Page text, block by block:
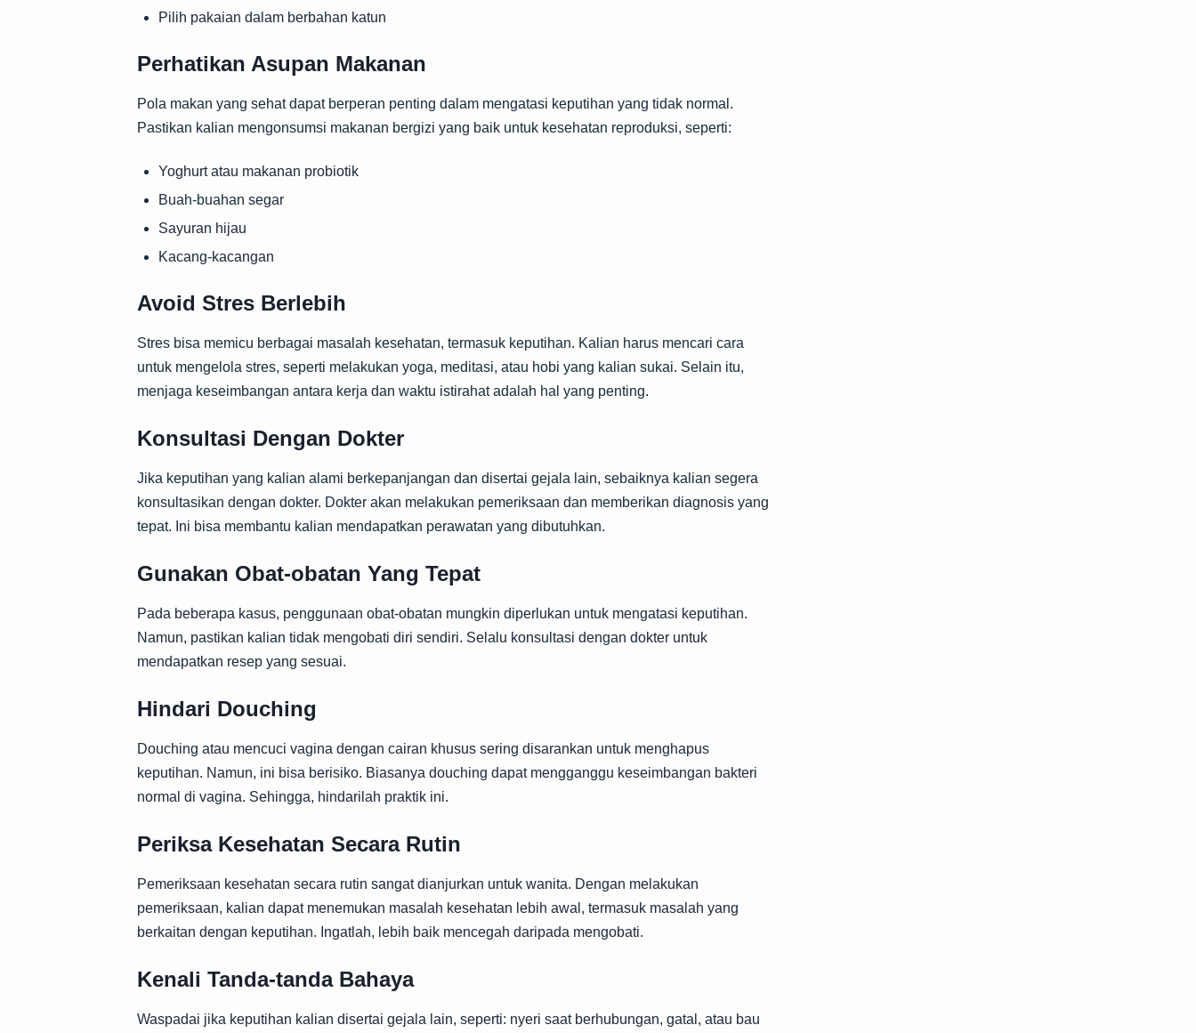
Pilih pakaian dalam berbahan katun
Perhatikan Asupan Makanan
Pola makan yang sehat dapat berperan penting dalam mengatasi keputihan yang tidak normal.
Pastikan kalian mengonsumsi makanan bergizi yang baik untuk kesehatan reproduksi, seperti:
Yoghurt atau makanan probiotik
Buah-buahan segar
Sayuran hijau
Kacang-kacangan
Avoid Stres Berlebih
Stres bisa memicu berbagai masalah kesehatan, termasuk keputihan. Kalian harus mencari cara
untuk mengelola stres, seperti melakukan yoga, meditasi, atau hobi yang kalian sukai. Selain itu,
menjaga keseimbangan antara kerja dan waktu istirahat adalah hal yang penting.
Konsultasi Dengan Dokter
Jika keputihan yang kalian alami berkepanjangan dan disertai gejala lain, sebaiknya kalian segera
konsultasikan dengan dokter. Dokter akan melakukan pemeriksaan dan memberikan diagnosis yang
tepat. Ini bisa membantu kalian mendapatkan perawatan yang dibutuhkan.
Gunakan Obat-obatan Yang Tepat
Pada beberapa kasus, penggunaan obat-obatan mungkin diperlukan untuk mengatasi keputihan.
Namun, pastikan kalian tidak mengobati diri sendiri. Selalu konsultasi dengan dokter untuk
mendapatkan resep yang sesuai.
Hindari Douching
Douching atau mencuci vagina dengan cairan khusus sering disarankan untuk menghapus
keputihan. Namun, ini bisa berisiko. Biasanya douching dapat mengganggu keseimbangan bakteri
normal di vagina. Sehingga, hindarilah praktik ini.
Periksa Kesehatan Secara Rutin
Pemeriksaan kesehatan secara rutin sangat dianjurkan untuk wanita. Dengan melakukan
pemeriksaan, kalian dapat menemukan masalah kesehatan lebih awal, termasuk masalah yang
berkaitan dengan keputihan. Ingatlah, lebih baik mencegah daripada mengobati.
Kenali Tanda-tanda Bahaya
Waspadai jika keputihan kalian disertai gejala lain, seperti: nyeri saat berhubungan, gatal, atau bau